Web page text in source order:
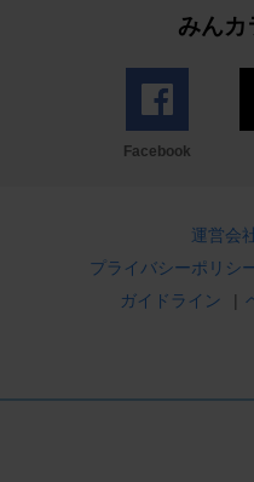
みんカ
Facebook
運営会
プライバシーポリシ
ガイドライン
|